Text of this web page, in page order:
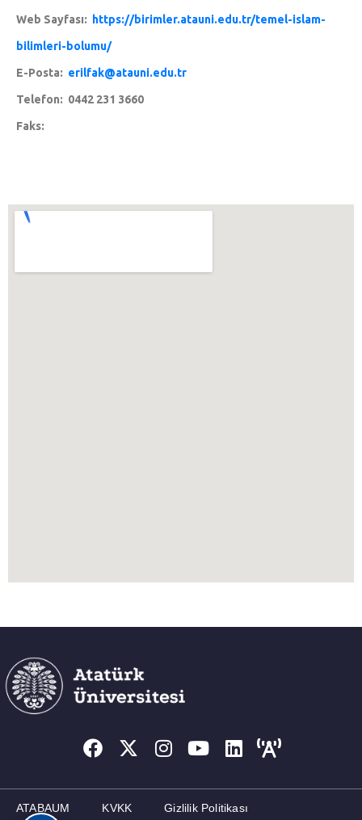
Web Sayfası: https://birimler.atauni.edu.tr/temel-islam-
bilimleri-bolumu/
E-Posta: erilfak@atauni.edu.tr
Telefon: 0442 231 3660
Faks:
ATABAUM KVKK Gizlilik Politikası